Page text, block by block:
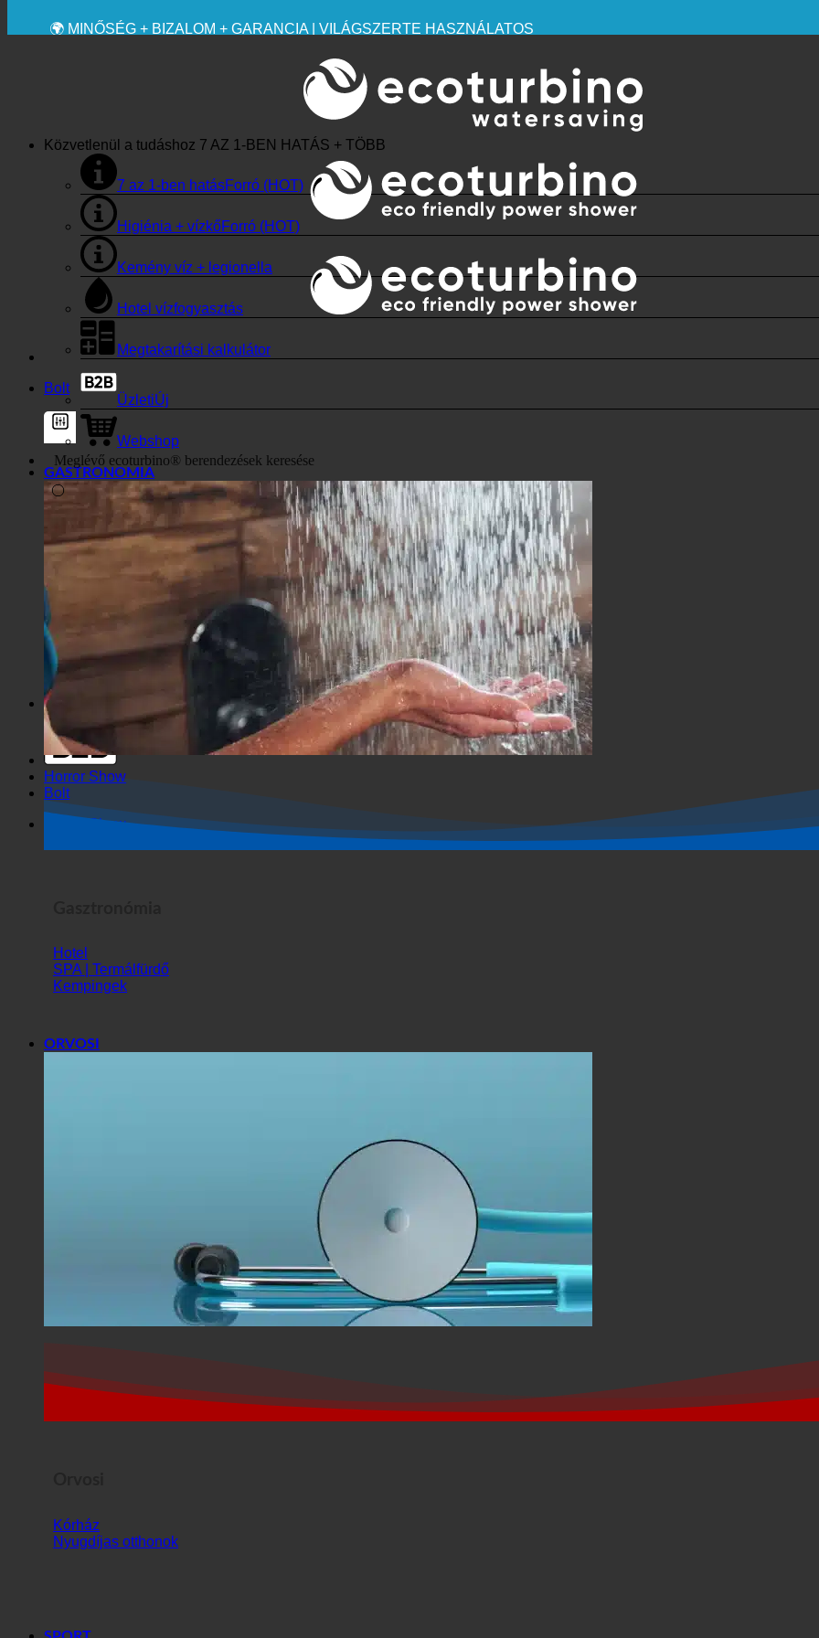
🌍 MINŐSÉG + BIZALOM + GARANCIA | VILÁGSZERTE HASZNÁLATOS
Bolt
Általános szűrők
Exakte Übereinstimmung
Keresés a tartalomban
Keresés a kivonatban
Szűrés egyéni poszttípus szerint
Suche auf Seiten
Keresés a Beiträgen
Horror Show
Bolt
Horror Show
Közvetlenül a tudáshoz 7 AZ 1-BEN HATÁS + TÖBB
7 az 1-ben hatás
Higiénia + vízkő
Kemény víz + legionella
Hotel vízfogyasztás
Megtakarítási kalkulátor
Üzleti
Webshop
GASTRONOMIA
Hotel
SPA | Termálfürdő
Kempingek
ORVOSI
Kórház
Nyugdíjas otthonok